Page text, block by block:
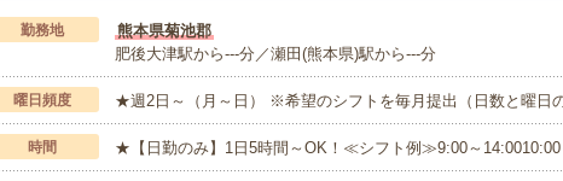
勤務地
熊本県菊池郡
肥後大津駅から---分／瀬田(熊本県)駅から---分
曜日頻度 ★週2日～（月～日） ※希望のシフトを毎月提出（日数と曜日
時間 ★【日勤のみ】1日5時間～OK！≪シフト例≫9:00～